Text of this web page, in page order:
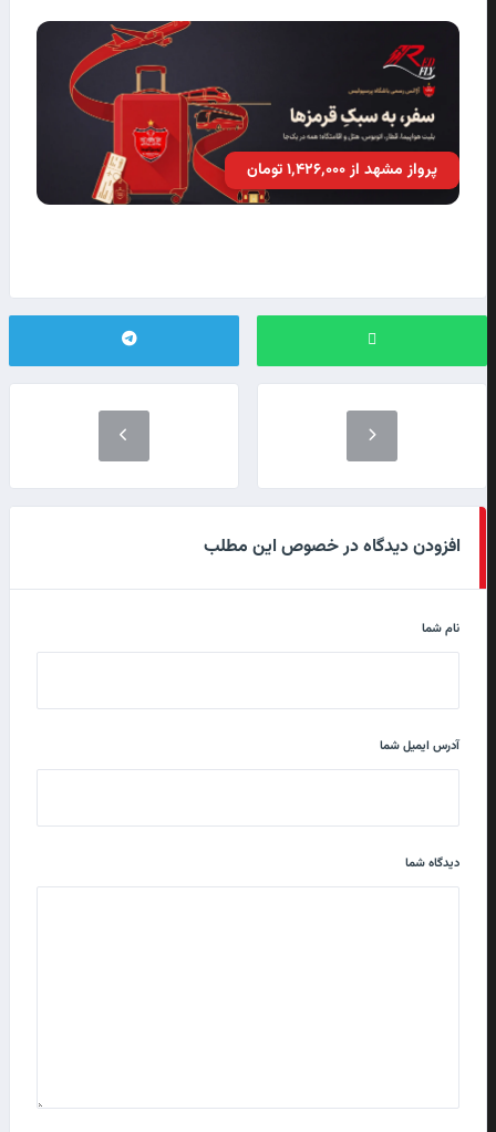
پرواز مشهد از ۱٬۴۲۶٬۰۰۰ تومان
افزودن دیدگاه در خصوص این مطلب
نام شما
آدرس ایمیل شما
دیدگاه شما